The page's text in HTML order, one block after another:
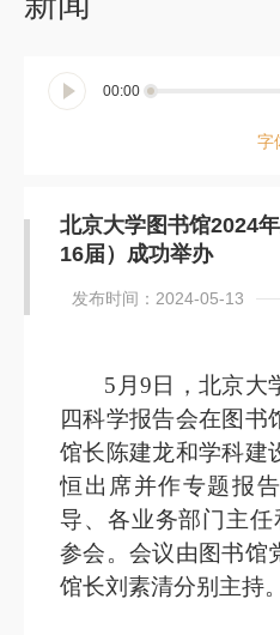
00:00
字
北京大学图书馆2024
16届）成功举办
发布时间：2024-05-13
5月9日，北京大
四科学报告会在图书
馆长陈建龙和学科建
恒出席并作专题报
导、各业务部门主任
参会。会议由图书馆
馆长刘素清分别主持。